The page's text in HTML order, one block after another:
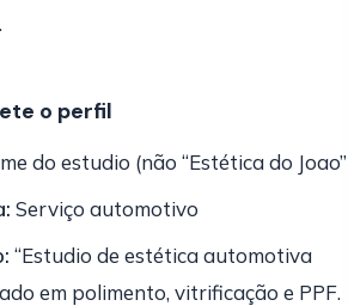
o perfil
do estudio (não “Estética do
Serviço automotivo
“Estudio de estética automotiva
em polimento, vitrificação e PPF.